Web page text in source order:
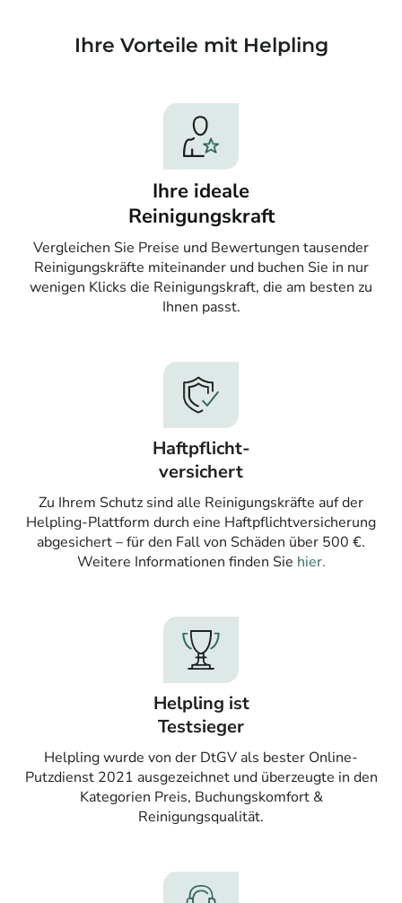
Ihre Vorteile mit Helpling​
Ihre ideale
Reinigungskraft
Vergleichen Sie Preise und Bewertungen tausender
Reinigungskräfte miteinander und buchen Sie in nur
wenigen Klicks die Reinigungskraft, die am besten zu
Ihnen passt.
Haftpflicht-
versichert
Zu Ihrem Schutz sind alle Reinigungskräfte auf der
Helpling-Plattform durch eine Haftpflichtversicherung
abgesichert – für den Fall von Schäden über 500 €.
Weitere Informationen finden Sie hier.
Helpling ist
Testsieger
Helpling wurde von der DtGV als bester Online-
Putzdienst 2021 ausgezeichnet und überzeugte in den
Kategorien Preis, Buchungskomfort &
Reinigungsqualität.